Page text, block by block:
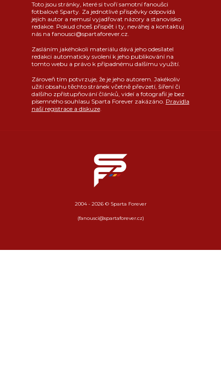
Toto jsou stránky, které si tvoří samotní fanoušci
fotbalové Sparty. Za jednotlivé příspěvky odpovídá
jejich autor a nemusí vyjadřovat názory a stanovisko
redakce. Pokud chceš přispět i ty, neváhej a kontaktuj
nás na fanousci@spartaforever.cz.
Zasláním jakéhokoli materiálu dává jeho odesílatel
redakci automaticky svolení k jeho publikování na
tomto webu a právo k případnému dalšímu využití.
Zároveň tím potvrzuje, že je jeho autorem. Jakékoliv
užití obsahu těchto stránek včetně převzetí, šíření či
dalšího zpřístupňování článků, videí a fotografií je bez
písemného souhlasu Sparta Forever zakázáno. Pravidla
naší registrace a diskuze.
2004 - 2026 © Sparta Forever
(fanousci@spartaforever.cz)